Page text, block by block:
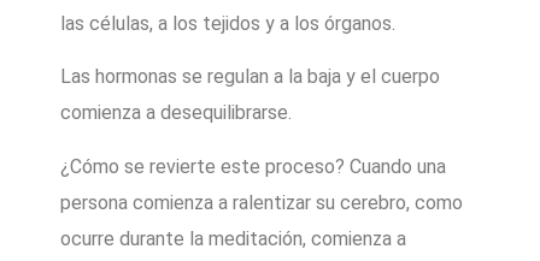
las células, a los tejidos y a los órganos.
Las hormonas se regulan a la baja y el cuerpo
comienza a desequilibrarse.
¿Cómo se revierte este proceso? Cuando una
persona comienza a ralentizar su cerebro, como
ocurre durante la meditación, comienza a